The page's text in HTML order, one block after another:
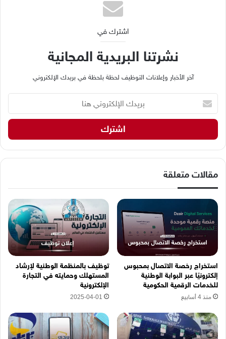
اشترك في
نشرتنا البريدية المجانية
آخر الأخبار وإعلانات التوظيف لحظة بلحظة في بريدك الإلكتروني
ي
ك
ا
إ
ت
و
ي
ه
ن
ا
مقالات متعلقة
استخراج رخصة الاتصال بمحبوس
إلكترونيًا عبر البوابة الوطنية
للخدمات الرقمية الحكومية
منذ 4 أسابيع
توظيف بالمنظمة الوطنية لإرشاد
المستهلك وحمايته في التجارة
الإلكترونية
2025-04-01